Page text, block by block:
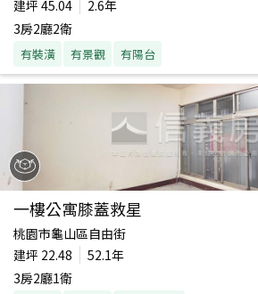
建坪 45.04
2.6年
3房2廳2衛
有裝潢 有景觀 有陽台
一樓公寓膝蓋救星
桃園市龜山區自由街
建坪 22.48
52.1年
3房2廳1衛